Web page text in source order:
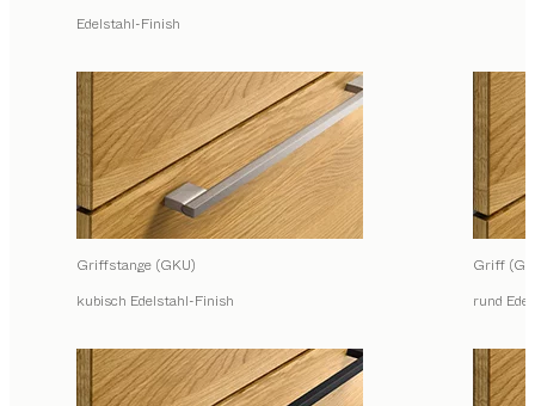
Edelstahl-Finish
Griffstange (GKU)
kubisch Edelstahl-Finish
Griff
rund